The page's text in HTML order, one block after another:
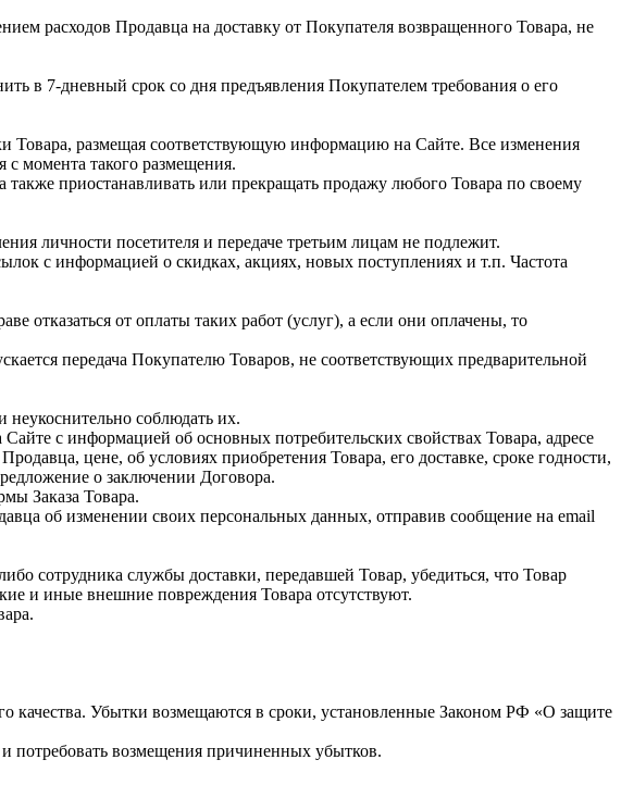
расходов Продавца на доставку от Покупателя возвращенного Товара, не
в 7-дневный срок со дня предъявления Покупателем требования о его
Товара, размещая соответствующую информацию на Сайте. Все изменения
момента такого размещения.
приостанавливать или прекращать продажу любого Товара по своему
личности посетителя и передаче третьим лицам не подлежит.
с информацией о скидках, акциях, новых поступлениях и т.п. Частота
отказаться от оплаты таких работ (услуг), а если они оплачены, то
передача Покупателю Товаров, не соответствующих предварительной
соблюдать их.
с информацией об основных потребительских свойствах Товара, адресе
цене, об условиях приобретения Товара, его доставке, сроке годности,
о заключении Договора.
Заказа Товара.
об изменении своих персональных данных, отправив сообщение на email
сотрудника службы доставки, передавшей Товар, убедиться, что Товар
и иные внешние повреждения Товара отсутствуют.
качества. Убытки возмещаются в сроки, установленные Законом РФ «О защите
потребовать возмещения причиненных убытков.